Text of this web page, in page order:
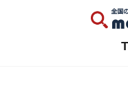
: Constant
: Constant